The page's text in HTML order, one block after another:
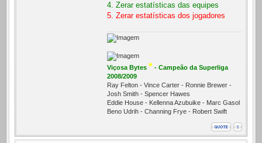
4. Zerar estatísticas das equipes
5. Zerar estatísticas dos jogadores
Viçosa Bytes * - Campeão da Superliga
2008/2009
Ray Felton - Vince Carter - Ronnie Brewer -
Josh Smith - Spencer Hawes
Eddie House - Kellenna Azubuike - Marc Gasol
Beno Udrih - Channing Frye - Robert Swift